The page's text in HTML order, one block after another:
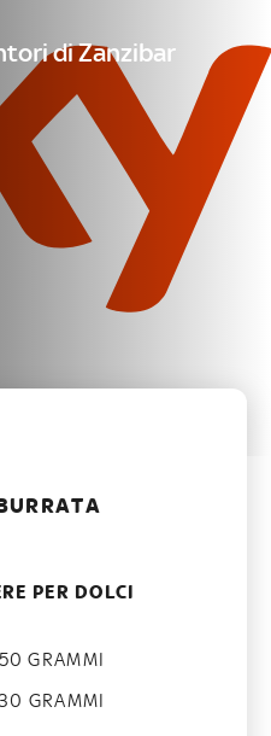
di Zanzibar
PER DOLCI
GRAMMI
GRAMMI